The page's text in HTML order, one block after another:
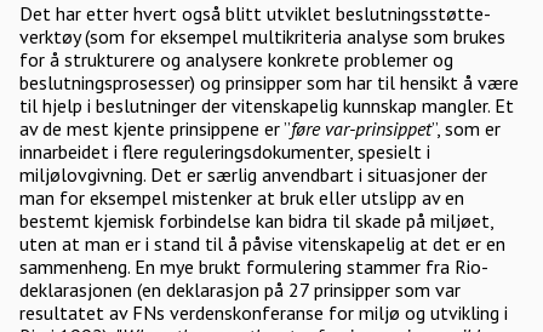
Det har etter hvert også blitt utviklet beslutningsstøtte-
verktøy (som for eksempel multikriteria analyse som brukes
for å strukturere og analysere konkrete problemer og
beslutningsprosesser) og prinsipper som har til hensikt å være
til hjelp i beslutninger der vitenskapelig kunnskap mangler. Et
av de mest kjente prinsippene er ”føre var-prinsippet”, som er
innarbeidet i flere reguleringsdokumenter, spesielt i
miljølovgivning. Det er særlig anvendbart i situasjoner der
man for eksempel mistenker at bruk eller utslipp av en
bestemt kjemisk forbindelse kan bidra til skade på miljøet,
uten at man er i stand til å påvise vitenskapelig at det er en
sammenheng. En mye brukt formulering stammer fra Rio-
deklarasjonen (en deklarasjon på 27 prinsipper som var
resultatet av FNs verdenskonferanse for miljø og utvikling i